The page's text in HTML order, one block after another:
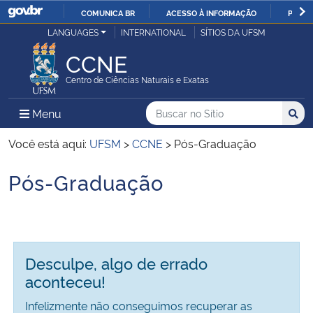
IR
COMUNICA BR ACESSO À INFORMAÇÃO
Ministério da Justiça e Segurança Pública
Ministério da Defesa
Ministério das Relações Exteriores
Ministério da Economia
Ministério da Educação
LANGUAGES INTERNATIONAL SÍTIOS DA UFSM
CCNE
Centro de Ciências Naturais e Exatas
Menu Menu Principal do Sítio
Busca
Buscar no no Sítio
Busca:
Você está aqui: UFSM >CCNE > Pós-Graduação
Início do conteúdo
Pós-Graduação
Desculpe, algo de errado
aconteceu!
Infelizmente não conseguimos recuperar as